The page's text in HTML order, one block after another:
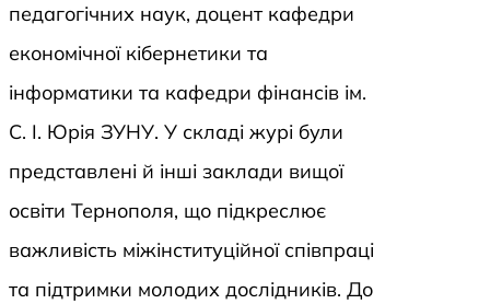
педагогічних наук, доцент кафедри
економічної кібернетики та
інформатики та кафедри фінансів ім.
С. І. Юрія ЗУНУ. У складі журі були
представлені й інші заклади вищої
освіти Тернополя, що підкреслює
важливість міжінституційної співпраці
та підтримки молодих дослідників. До